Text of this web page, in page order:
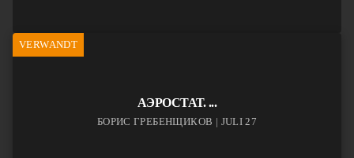
VERWANDT
АЭРОСТАТ. ...
БОРИС ГРЕБЕНЩИКОВ | JULI 27